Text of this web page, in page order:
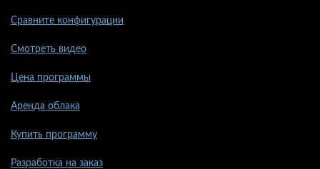
Сравните конфигурации
Смотреть видео
Цена программы
Аренда облака
Купить программу
Разработка на заказ